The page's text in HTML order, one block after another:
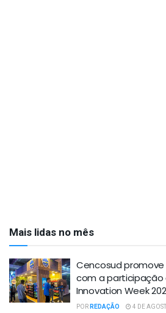
Mais lidas no mês
Cencosud promove
com a participação
Innovation Week
PORREDAÇÃO 4 DE